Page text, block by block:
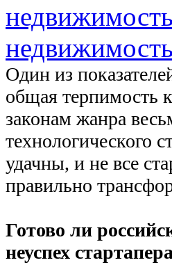
недвижимость
Один из
общая терпимость
законам жанра
технологического
удачны, и не все
правильно
Готово ли
неуспех